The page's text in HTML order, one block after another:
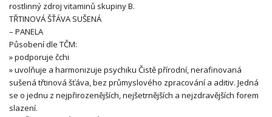
rostlinný zdroj vitaminů skupiny B.
TŘTINOVÁ ŠŤÁVA SUŠENÁ
– PANELA
Působení dle TČM:
» podporuje čchi
» uvolňuje a harmonizuje psychiku Čistě přírodní, nerafinovaná
sušená třtinová šťáva, bez průmyslového zpracování a aditiv. Jedná
se o jednu z nejpřirozenějších, nejšetrnějších a nejzdravějších forem
slazení.